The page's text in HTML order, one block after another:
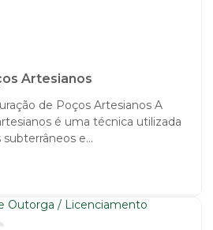
Artesianos
de Poços Artesianos A
é uma técnica utilizada
e...